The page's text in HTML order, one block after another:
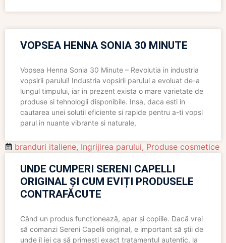
VOPSEA HENNA SONIA 30 MINUTE
Vopsea Henna Sonia 30 Minute – Revolutia in industria
vopsirii parului! Industria vopsirii parului a evoluat de-a
lungul timpului, iar in prezent exista o mare varietate de
produse si tehnologii disponibile. Insa, daca esti in
cautarea unei solutii eficiente si rapide pentru a-ti vopsi
parul in nuante vibrante si naturale,
branduri italiene, Ingrijirea parului, Produse cosmetice
UNDE CUMPERI SERENI CAPELLI
ORIGINAL ȘI CUM EVIȚI PRODUSELE
CONTRAFĂCUTE
Când un produs funcționează, apar și copiile. Dacă vrei
să comanzi Sereni Capelli original, e important să știi de
unde îl iei ca să primești exact tratamentul autentic, la